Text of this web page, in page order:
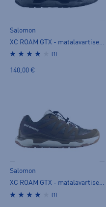
Salomon
(1)
140,00 €
Salomon
XC ROAM GTX - matalavartiset tennarit
(1)